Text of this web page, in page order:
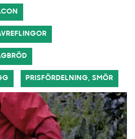
PRISFÖRDELNING, SMÖR